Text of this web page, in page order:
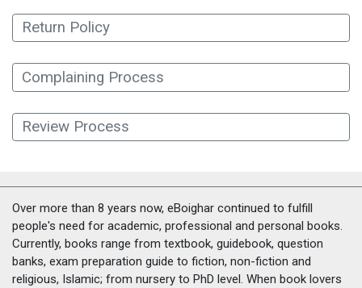
Return Policy
Complaining Process
Review Process
Over more than 8 years now, eBoighar continued to fulfill
people's need for academic, professional and personal books.
Currently, books range from textbook, guidebook, question
banks, exam preparation guide to fiction, non-fiction and
religious, Islamic; from nursery to PhD level. When book lovers